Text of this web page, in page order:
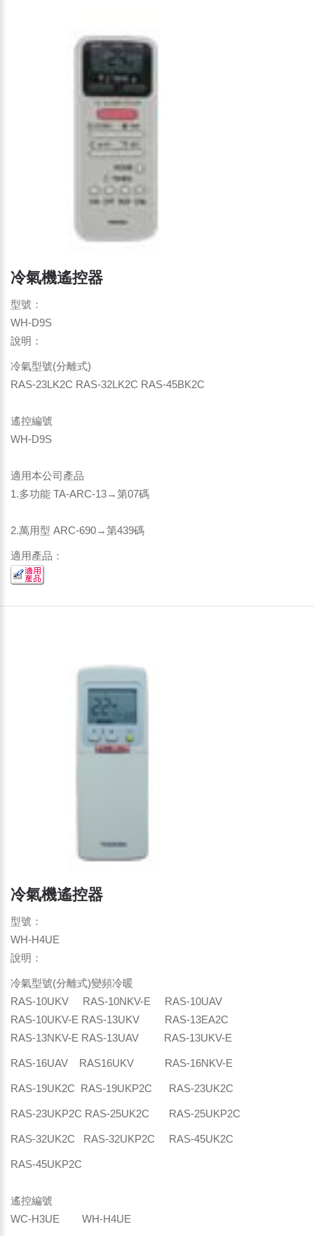
冷氣機遙控器
型號：
WH-D9S
說明：
冷氣型號(分離式)
RAS-23LK2C RAS-32LK2C RAS-45BK2C
遙控編號
WH-D9S
適用本公司產品
1.多功能 TA-ARC-13→第07碼
2.萬用型 ARC-690→第439碼
適用產品：
冷氣機遙控器
型號：
WH-H4UE
說明：
冷氣型號(分離式)變頻冷暖
RAS-10UKV RAS-10NKV-E RAS-10UAV
RAS-10UKV-E RAS-13UKV RAS-13EA2C
RAS-13NKV-E RAS-13UAV RAS-13UKV-E
RAS-16UAV RAS16UKV RAS-16NKV-E
RAS-19UK2C RAS-19UKP2C RAS-23UK2C
RAS-23UKP2C RAS-25UK2C RAS-25UKP2C
RAS-32UK2C RAS-32UKP2C RAS-45UK2C
RAS-45UKP2C
遙控編號
WC-H3UE WH-H4UE